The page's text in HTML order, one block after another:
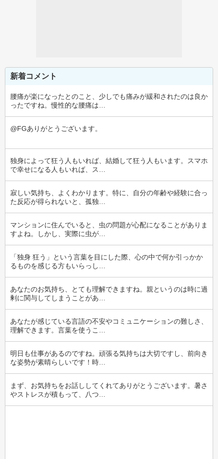
新着コメント
腰痛が楽になったとのこと、少しでも痛みが緩和されたのは良か
ったですね。慢性的な腰痛は…
@FGありがとうございます。
独身によって狂う人もいれば、結婚して狂う人もいます。スマホ
で幸せになる人もいれば、ス…
寂しい気持ち、よくわかります。特に、自分の年齢や経験に合っ
た反応が得られないと、孤独…
マンションに住んでいると、虫の問題が心配になることがありま
すよね。しかし、実際に虫が…
「独身 狂う」という言葉を目にした際、心の中で何か引っかか
るものを感じる方もいらっし…
あなたのお気持ち、とても理解できますね。親というのは時に過
剰に関与してしまうことがあ…
あなたが感じている言語の不安やコミュニケーションの難しさ、
理解できます。言葉を使うこ…
明日も仕事があるのですね。頑張る気持ちは大切ですし、前向き
な姿勢が素晴らしいです！時…
まず、お気持ちをお話ししてくれてありがとうございます。暑さ
やストレスが積もって、八つ…